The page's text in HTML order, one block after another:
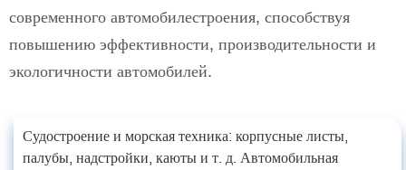
современного автомобилестроения, способствуя
повышению эффективности, производительности и
экологичности автомобилей.
Судостроение и морская техника: корпусные листы,
палубы, надстройки, каюты и т. д. Автомобильная